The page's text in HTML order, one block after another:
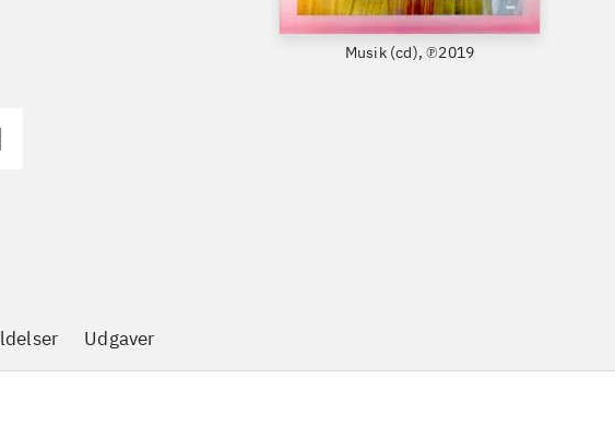
Musik (cd), ℗2019
Udgaver